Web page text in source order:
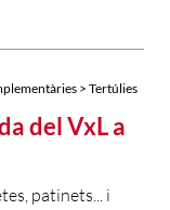
> Tertúlies
del VxL a
patinets... i